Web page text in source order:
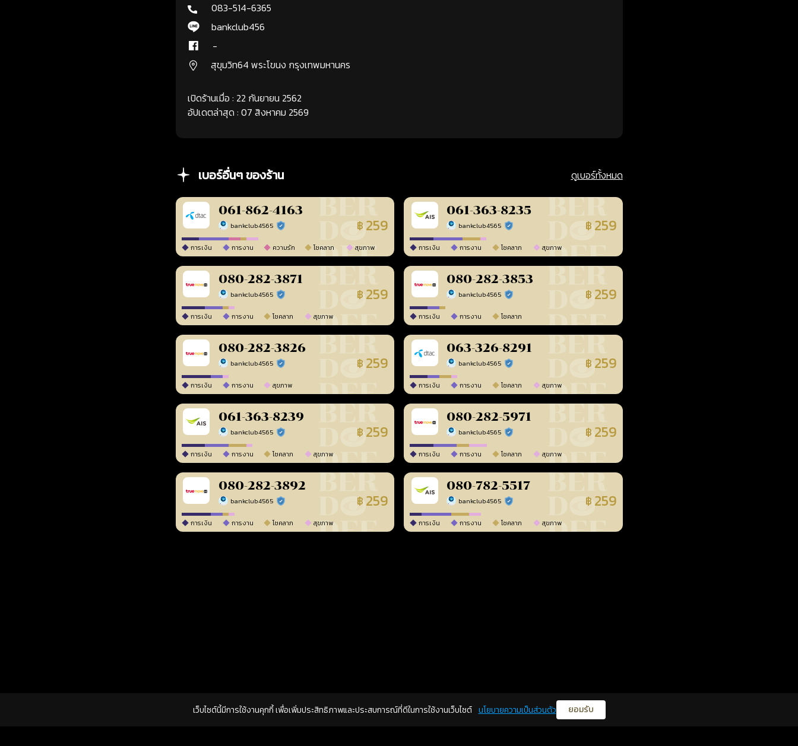
083-514-6365
bankclub456
-
สุขุมวิท64 พระโขนง กรุงเทพมหานคร
เปิดร้านเมื่อ : 22 กันยายน 2562
อัปเดตล่าสุด : 07 สิงหาคม 2569
เบอร์อื่นๆ ของร้าน ดูเบอร์ทั้งหมด
061-862-4163
bankclub4565 ร้านยืนยันแล้ว ฿ 259
การเงิน การงาน ความรัก โชคลาภ สุขภาพ
061-363-8235
bankclub4565 ร้านยืนยันแล้ว ฿ 259
การเงิน การงาน โชคลาภ สุขภาพ
080-282-3871
bankclub4565 ร้านยืนยันแล้ว ฿ 259
การเงิน การงาน โชคลาภ สุขภาพ
080-282-3853
bankclub4565 ร้านยืนยันแล้ว ฿ 259
การเงิน การงาน โชคลาภ
080-282-3826
bankclub4565 ร้านยืนยันแล้ว ฿ 259
การเงิน การงาน สุขภาพ
063-326-8291
bankclub4565 ร้านยืนยันแล้ว ฿ 259
การเงิน การงาน โชคลาภ สุขภาพ
061-363-8239
bankclub4565 ร้านยืนยันแล้ว ฿ 259
การเงิน การงาน โชคลาภ สุขภาพ
080-282-5971
bankclub4565 ร้านยืนยันแล้ว ฿ 259
การเงิน การงาน โชคลาภ สุขภาพ
080-282-3892
bankclub4565 ร้านยืนยันแล้ว ฿ 259
การเงิน การงาน โชคลาภ สุขภาพ
080-782-5517
bankclub4565 ร้านยืนยันแล้ว ฿ 259
การเงิน การงาน โชคลาภ สุขภาพ
เว็บไซต์นี้มีการใช้งานคุกกี้ เพื่อเพิ่มประสิทธิภาพและประสบการณ์ที่ดีในการใช้งานเว็บไซต์ นโยบายความเป็นส่วนตัว ยอมรับ